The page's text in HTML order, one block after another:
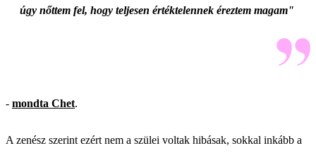
úgy nőttem fel, hogy teljesen értéktelennek éreztem magam"
- mondta Chet.
A zenész szerint ezért nem a szülei voltak hibásak, sokkal inkább a